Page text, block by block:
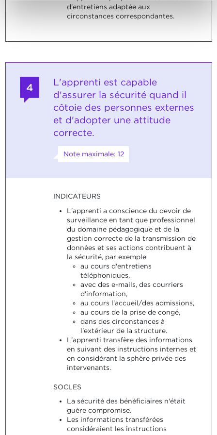
d'entretiens adaptée aux
circonstances correspondantes.
4
L'apprenti est capable
d'assurer la sécurité quand il
côtoie des personnes externes
et d'adopter une attitude
correcte.
Note maximale: 12
INDICATEURS
L'apprenti a conscience du devoir de
surveillance en tant que professionnel
du domaine pédagogique et de la
gestion correcte de la transmission de
données et ses actions contribuent à
la sécurité, par exemple
au cours d'entretiens
téléphoniques,
avec des e-mails, des courriers
d'information,
au cours l'accueil/des admissions,
au cours de la prise de congé,
dans des circonstances à
l'extérieur de la structure.
L'apprenti transfère des informations
en suivant des instructions internes et
en considérant la sphère privée des
intervenants.
SOCLES
La sécurité des bénéficiaires n'était
guère compromise.
Les informations transférées
considéraient les instructions